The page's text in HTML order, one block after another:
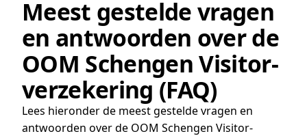
Meest gestelde vragen
en antwoorden over de
OOM Schengen Visitor-
verzekering (FAQ)
Lees hieronder de meest gestelde vragen en
antwoorden over de OOM Schengen Visitor-